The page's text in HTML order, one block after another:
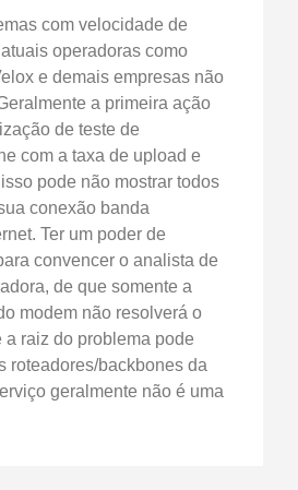
com velocidade de
atuais operadoras como
e demais empresas não
a primeira ação
de teste de
com a taxa de upload e
pode não mostrar todos
conexão banda
Ter um poder de
convencer o analista de
de que somente a
modem não resolverá o
a raiz do problema pode
roteadores/backbones da
geralmente não é uma